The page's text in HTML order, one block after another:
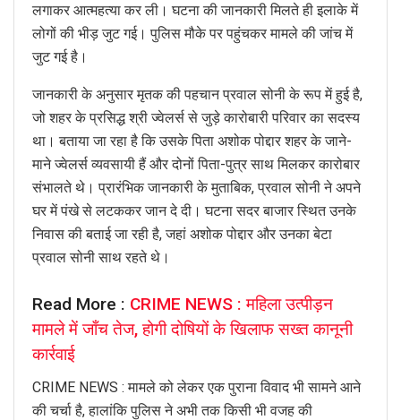
लगाकर आत्महत्या कर ली। घटना की जानकारी मिलते ही इलाके में
लोगों की भीड़ जुट गई। पुलिस मौके पर पहुंचकर मामले की जांच में
जुट गई है।
जानकारी के अनुसार मृतक की पहचान प्रवाल सोनी के रूप में हुई है,
जो शहर के प्रसिद्ध श्री ज्वेलर्स से जुड़े कारोबारी परिवार का सदस्य
था। बताया जा रहा है कि उसके पिता अशोक पोद्दार शहर के जाने-
माने ज्वेलर्स व्यवसायी हैं और दोनों पिता-पुत्र साथ मिलकर कारोबार
संभालते थे। प्रारंभिक जानकारी के मुताबिक, प्रवाल सोनी ने अपने
घर में पंखे से लटककर जान दे दी। घटना सदर बाजार स्थित उनके
निवास की बताई जा रही है, जहां अशोक पोद्दार और उनका बेटा
प्रवाल सोनी साथ रहते थे।
Read More : CRIME NEWS : महिला उत्पीड़न
मामले में जाँच तेज, होगी दोषियों के खिलाफ सख्त कानूनी
कार्रवाई
CRIME NEWS : मामले को लेकर एक पुराना विवाद भी सामने आने
की चर्चा है, हालांकि पुलिस ने अभी तक किसी भी वजह की